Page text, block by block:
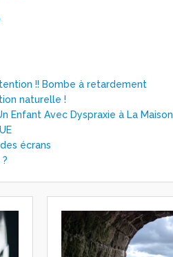
!! Bombe à retardement
naturelle !
Enfant Avec Dyspraxie à La Maison
écrans